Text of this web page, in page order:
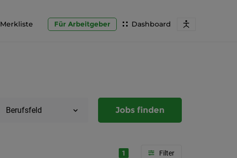
Merkliste Dashboard
Für Arbeitgeber
Berufsfeld Jobs finden
1